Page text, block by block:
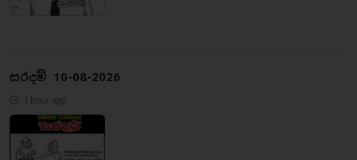
සරදම් 10-08-2026
1 hour ago